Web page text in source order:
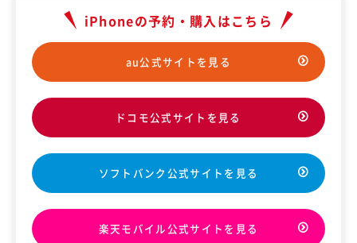
120,500円
/39,392
円/52,392円
256GB：14,312円/17,312
円/60,240円
512GB：28,760円/31,760
ソフトバン
128GB：
119,088円
256GB：
141,120円
512GB：
166,896円
新トクするサポート＋適用時(※3)
128GB：24円/54,920円/65,920
円
256GB：11,024円/54,920
512GB：11,024円/54,920
円/45,760円
iPhoneの予約・購入はこちら
au公式サイトを見る
ドコモ公式サイトを見る
ソフトバンク公式サイトを見る
楽天モバイル公式サイトを見る